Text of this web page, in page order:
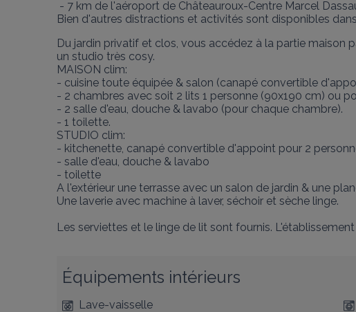
Bien d'autres distractions et activités sont disponibles
Du jardin privatif et clos, vous accédez à la partie maison
un studio très cosy.
MAISON clim:
- cuisine toute équipée & salon (canapé convertible
- 2 chambres avec soit 2 lits 1 personne (90x190 cm) ou
- 2 salle d'eau, douche & lavabo (pour chaque chambre).
- 1 toilette.
STUDIO clim:
- kitchenette, canapé convertible d'appoint pour 2
- salle d'eau, douche & lavabo
- toilette
A l'extérieur une terrasse avec un salon de jardin & une
Une laverie avec machine à laver, séchoir et sèche linge.
Les serviettes et le linge de lit sont fournis.
Équipements intérieurs
Lave-vaisselle